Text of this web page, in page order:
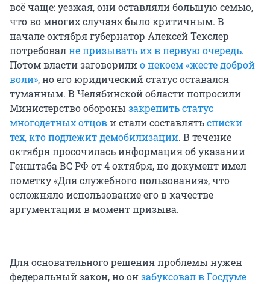
всё чаще: уезжая, они оставляли большую семью,
что во многих случаях было критичным. В
начале октября губернатор Алексей Текслер
потребовалне призывать их в первую очередь.
Потом власти заговорилио некоем «жесте доброй
воли», но его юридический статус оставался
туманным. В Челябинской области попросили
Министерство обороны закрепить статус
многодетных отцови стали составлятьсписки
тех, кто подлежит демобилизации. В течение
октября просочилась информация об указании
Генштаба ВС РФ от 4 октября, но документ имел
пометку «Для служебного пользования», что
осложняло использование его в качестве
аргументации в момент призыва.
Для основательного решения проблемы нужен
федеральный закон, но онзабуксовал в Госдуме